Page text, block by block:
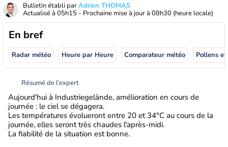
Bulletin établi parAdrien THOMAS
Actualisé à 05h15 - Prochaine mise à jour à 08h30 (heure locale)
En bref
Radar météo Heure par Heure Comparateur météo Pollens
Résumé de l’expert
Aujourd'hui à Industriegelände, amélioration en cours de
journée : le ciel se dégagera.
Les températures évolueront entre 20 et 34°C au cours de la
journée, elles seront très chaudes l'après-midi.
La fiabilité de la situation est bonne.